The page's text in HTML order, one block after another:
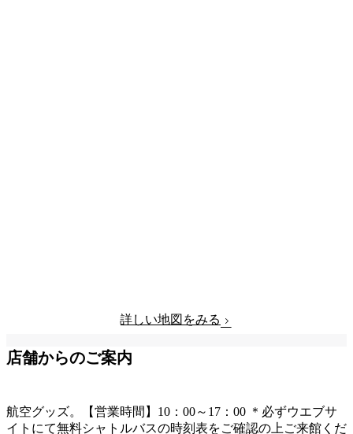
詳しい地図をみる
店舗からのご案内
航空グッズ。【営業時間】10：00～17：00 ＊必ずウエブサ
イトにて無料シャトルバスの時刻表をご確認の上ご来館くだ